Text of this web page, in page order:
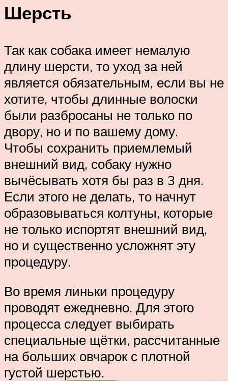
Шерсть
Так как собака имеет немалую
длину шерсти, то уход за ней
является обязательным, если вы не
хотите, чтобы длинные волоски
были разбросаны не только по
двору, но и по вашему дому.
Чтобы сохранить приемлемый
внешний вид, собаку нужно
вычёсывать хотя бы раз в 3 дня.
Если этого не делать, то начнут
образовываться колтуны, которые
не только испортят внешний вид,
но и существенно усложнят эту
процедуру.
Во время линьки процедуру
проводят ежедневно. Для этого
процесса следует выбирать
специальные щётки, рассчитанные
на больших овчарок с плотной
густой шерстью.